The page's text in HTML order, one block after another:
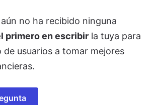
no ha recibido ninguna
primero en escribir la tuya para
de usuarios a tomar mejores